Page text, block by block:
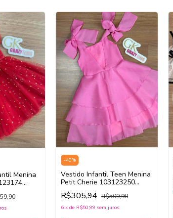
Menina
-40%
Vestido Infantil Teen Menina
Petit Cherie 103123250
(Rosa)
R$305,94 R$509,90
6 x de R$50,99 sem juros